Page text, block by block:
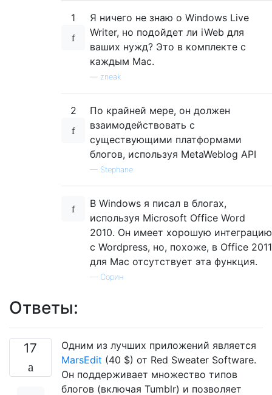
1
Я ничего не знаю о Windows Live
Writer, но подойдет ли iWeb для
ваших нужд? Это в комплекте с
каждым Mac.
zneak
2
По крайней мере, он должен
взаимодействовать с
существующими платформами
блогов, используя MetaWeblog API
— Stephane
В Windows я писал в блогах,
используя Microsoft Office Word
2010. Он имеет хорошую интеграцию
с Wordpress, но, похоже, в Office 2011
для Mac отсутствует эта функция.
— Сорин
Ответы:
17
Одним из лучших приложений является
MarsEdit (40 $) от Red Sweater Software.
Он поддерживает множество типов
блогов (включая Tumblr) и позволяет